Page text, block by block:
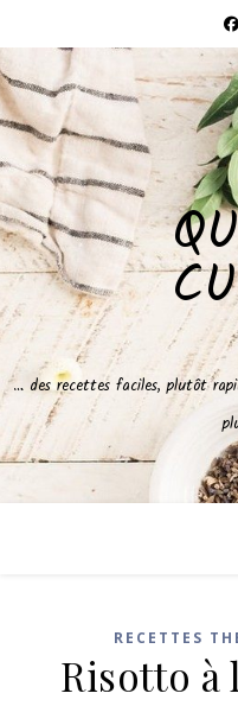
… des recettes faciles, plutôt
RECETTES
Risotto à